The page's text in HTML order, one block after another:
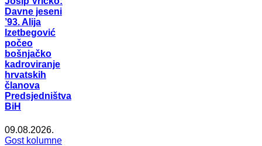
Davne jeseni
’93. Alija
Izetbegović
počeo
bošnjačko
kadroviranje
hrvatskih
članova
Predsjedništva
BiH
09.08.2026.
Gost kolumne